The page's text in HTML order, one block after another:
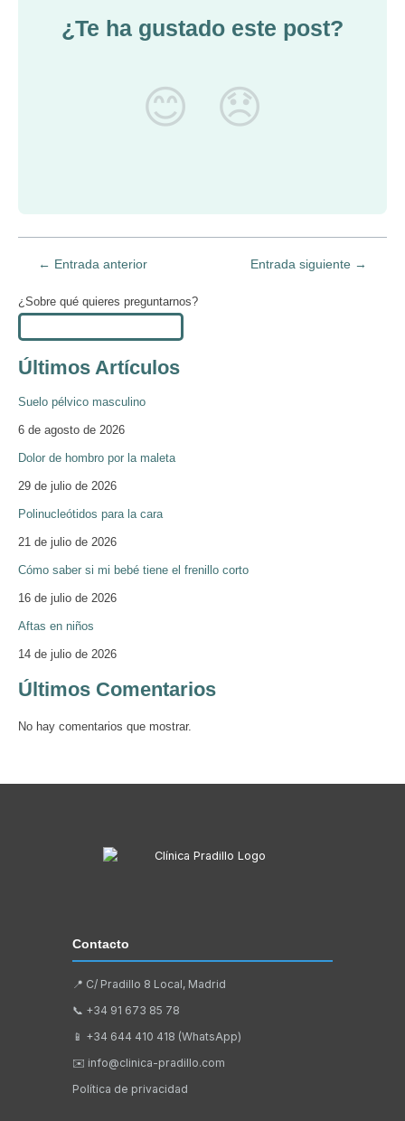
¿Te ha gustado este post?
😊 😞
← Entrada anterior Entrada siguiente →
¿Sobre qué quieres preguntarnos?
Últimos Artículos
Suelo pélvico masculino
6 de agosto de 2026
Dolor de hombro por la maleta
29 de julio de 2026
Polinucleótidos para la cara
21 de julio de 2026
Cómo saber si mi bebé tiene el frenillo corto
16 de julio de 2026
Aftas en niños
14 de julio de 2026
Últimos Comentarios
No hay comentarios que mostrar.
Contacto
📍 C/ Pradillo 8 Local, Madrid
📞 +34 91 673 85 78
📱 +34 644 410 418 (WhatsApp)
✉️ info@clinica-pradillo.com
Política de privacidad